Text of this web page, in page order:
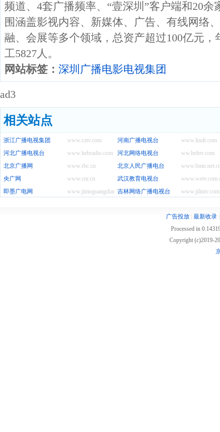
频道、4套广播频率、“壹深圳”客户端和20
围涵盖影视内容、新媒体、广告、有线网络
融、会展等多个领域，总资产超过100亿元，
工5827人。
网站标签： 深圳广播电影电视集团
ad3
相关站点
www.cztv.com
浙江广播电视集团 www.hndt.com
河南广播电视台
www.hebradio.com
河北广播电视台 ww.hebtv.com
河北网络电视台
www.rbc.cn
北京广播网
北京人民广播电台
www.cnr.cn
央广网
武汉教育电视台
www.jimoguangdian.com
即墨广电网 吉林网络广播电视台
广告投放 最新收录
Processed in
Copyright (c)2019-